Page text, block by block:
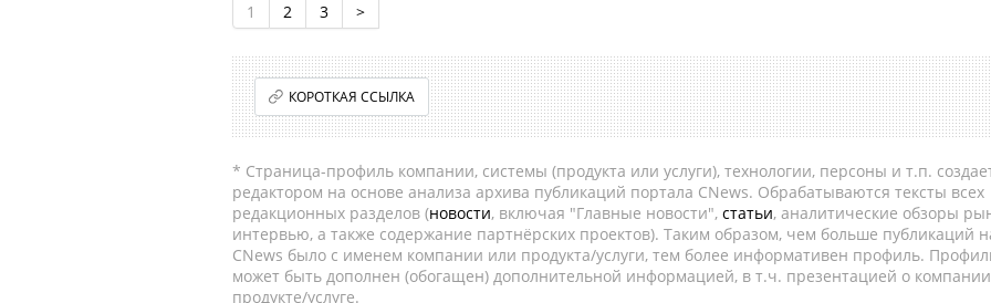
1 2 3 >
КОРОТКАЯ ССЫЛКА
* Страница-профиль компании, системы (продукта или услуги), технологии, персоны и т.п.
редактором на основе анализа архива публикаций портала CNews. Обрабатываются тексты всех
редакционных разделов (новости, включая "Главные новости", статьи, аналитические обзоры
интервью, а также содержание партнёрских проектов). Таким образом, чем больше публикаций
CNews было с именем компании или продукта/услуги, тем более информативен профиль.
может быть дополнен (обогащен) дополнительной информацией, в т.ч. презентацией о
продукте/услуге.